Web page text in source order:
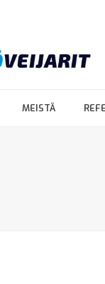
MEISTÄ